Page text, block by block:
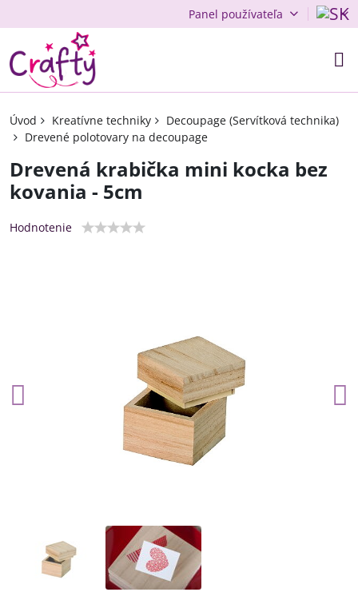
Panel používateľa
Úvod Kreatívne techniky
Decoupage (Servítková technika)
Drevené polotovary na decoupage
Drevená krabička mini kocka bez
kovania - 5cm
Hodnotenie